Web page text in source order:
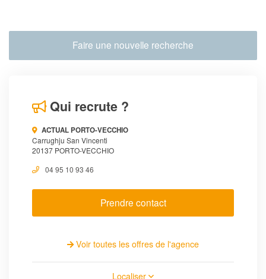
Faire une nouvelle recherche
Qui recrute ?
ACTUAL PORTO-VECCHIO
Carrughju San Vincenti
20137 PORTO-VECCHIO
04 95 10 93 46
Prendre contact
Voir toutes les offres de l'agence
Localiser